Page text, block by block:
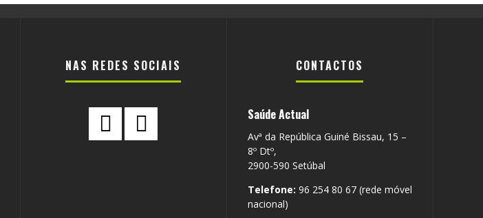
NAS REDES SOCIAIS CONTACTOS
Saúde Actual
Avª da República Guiné Bissau, 15 –
8º Dtº,
2900-590 Setúbal
Telefone: 96 254 80 67 (rede móvel
nacional)